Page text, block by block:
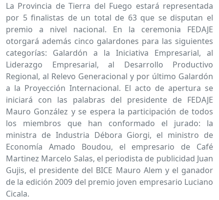
La Provincia de Tierra del Fuego estará representada
por 5 finalistas de un total de 63 que se disputan el
premio a nivel nacional. En la ceremonia FEDAJE
otorgará además cinco galardones para las siguientes
categorías: Galardón a la Iniciativa Empresarial, al
Liderazgo Empresarial, al Desarrollo Productivo
Regional, al Relevo Generacional y por último Galardón
a la Proyección Internacional. El acto de apertura se
iniciará con las palabras del presidente de FEDAJE
Mauro González y se espera la participación de todos
los miembros que han conformado el jurado: la
ministra de Industria Débora Giorgi, el ministro de
Economía Amado Boudou, el empresario de Café
Martinez Marcelo Salas, el periodista de publicidad Juan
Gujis, el presidente del BICE Mauro Alem y el ganador
de la edición 2009 del premio joven empresario Luciano
Cicala.